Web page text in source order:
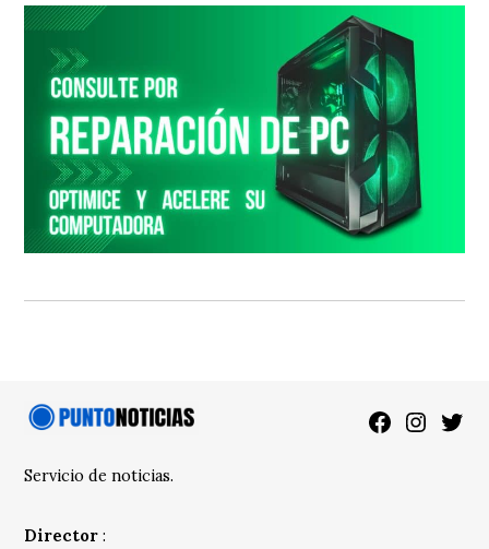
Facebook
Servicio de noticias.
Director :